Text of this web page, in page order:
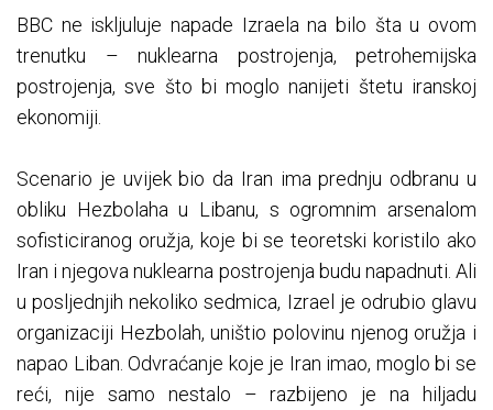
BBC ne iskljuluje napade Izraela na bilo šta u ovom
trenutku – nuklearna postrojenja, petrohemijska
postrojenja, sve što bi moglo nanijeti štetu iranskoj
ekonomiji.
Scenario je uvijek bio da Iran ima prednju odbranu u
obliku Hezbolaha u Libanu, s ogromnim arsenalom
sofisticiranog oružja, koje bi se teoretski koristilo ako
Iran i njegova nuklearna postrojenja budu napadnuti. Ali
u posljednjih nekoliko sedmica, Izrael je odrubio glavu
organizaciji Hezbolah, uništio polovinu njenog oružja i
napao Liban. Odvraćanje koje je Iran imao, moglo bi se
reći, nije samo nestalo – razbijeno je na hiljadu